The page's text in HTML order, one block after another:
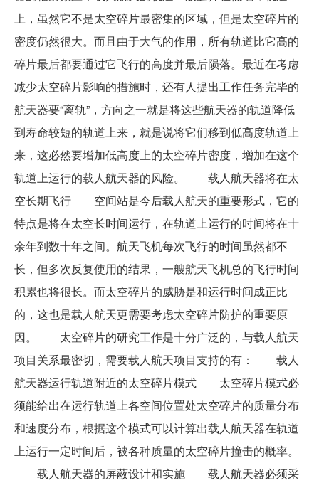
上，虽然它不是太空碎片最密集的区域，但是太空碎片的
密度仍然很大。而且由于大气的作用，所有轨道比它高的
碎片最后都要通过它飞行的高度并最后陨落。最近在考虑
减少太空碎片影响的措施时，还有人提出工作任务完毕的
航天器要“离轨”，方向之一就是将这些航天器的轨道降低
到寿命较短的轨道上来，就是说将它们移到低高度轨道上
来，这必然要增加低高度上的太空碎片密度，增加在这个
轨道上运行的载人航天器的风险。 载人航天器将在太
空长期飞行 空间站是今后载人航天的重要形式，它的
特点是将在太空长时间运行，在轨道上运行的时间将在十
余年到数十年之间。航天飞机每次飞行的时间虽然都不
长，但多次反复使用的结果，一艘航天飞机总的飞行时间
积累也将很长。而太空碎片的威胁是和运行时间成正比
的，这也是载人航天更需要考虑太空碎片防护的重要原
因。 太空碎片的研究工作是十分广泛的，与载人航天
项目关系最密切，需要载人航天项目支持的有： 载人
航天器运行轨道附近的太空碎片模式 太空碎片模式必
须能给出在运行轨道上各空间位置处太空碎片的质量分布
和速度分布，根据这个模式可以计算出载人航天器在轨道
上运行一定时间后，被各种质量的太空碎片撞击的概率。
载人航天器的屏蔽设计和实施 载人航天器必须采